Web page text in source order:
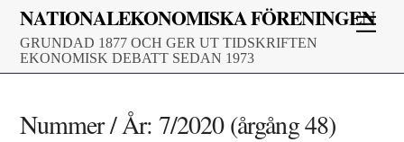
Skip
content
NATIONALEKONOMISKA FÖRENINGEN
GRUNDAD 1877 OCH GER UT TIDSKRIFTEN
EKONOMISK DEBATT SEDAN 1973
Nummer / År: 7/2020 (årgång 48)